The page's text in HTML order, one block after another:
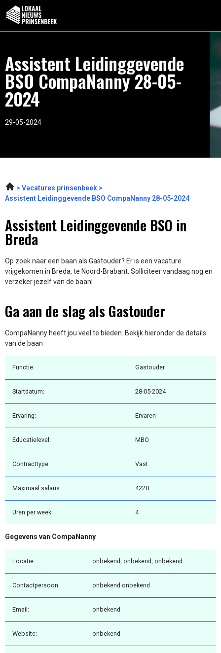
Assistent Leidinggevende
BSO CompaNanny 28-05-
2024
29-05-2024
Vacatures prinsenbeek
Assistent Leidinggevende BSO CompaNanny 28-05-2024
Assistent Leidinggevende BSO in
Breda
Op zoek naar een baan als Gastouder? Er is een vacature
vrijgekomen in Breda, te Noord-Brabant. Solliciteer vandaag nog en
verzeker jezelf van de baan!
Ga aan de slag als Gastouder
CompaNanny heeft jou veel te bieden. Bekijk hieronder de details
van de baan
Functie: Gastouder
Startdatum: 28-05-2024
Ervaring: Ervaren
Educatielevel: MBO
Contracttype: Vast
Maximaal salaris: 4220
Uren per week: 4
Gegevens van CompaNanny
Locatie: onbekend, onbekend, onbekend
Contactpersoon: onbekend onbekend
Email: onbekend
Website: onbekend